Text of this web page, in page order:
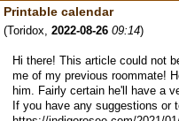
Printable calendar
(Toridox 2022-08-26 09:14)
Hi there! This article could not
me of my previous roommate!
him. Fairly certain he'll have a
If you have any suggestions or